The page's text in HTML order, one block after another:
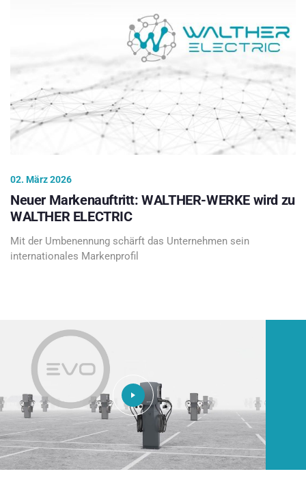
02. März 2026
Neuer Markenauftritt: WALTHER-WERKE wird zu
WALTHER ELECTRIC
Mit der Umbenennung schärft das Unternehmen sein
internationales Markenprofil